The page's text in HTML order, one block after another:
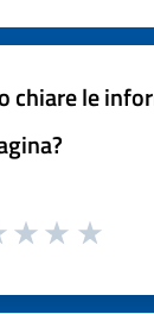
chiare le